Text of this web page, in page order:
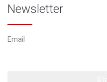
Newsletter